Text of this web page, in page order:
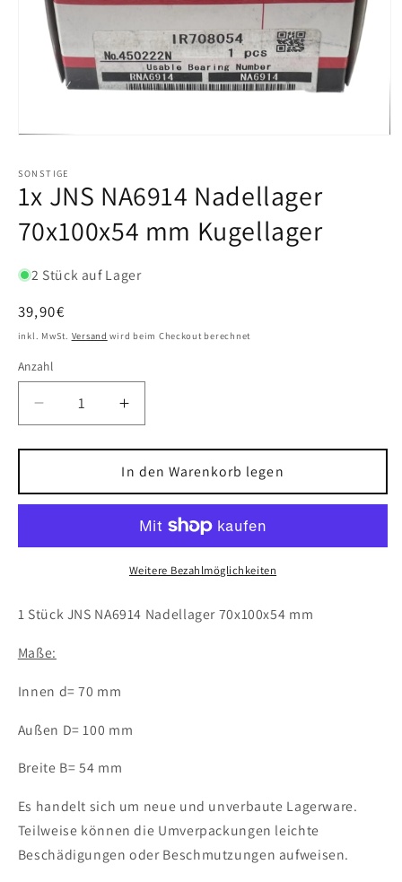
SONSTIGE
1x JNS NA6914 Nadellager
70x100x54 mm Kugellager
2 Stück auf Lager
Normaler
Preis
39,90€
inkl. MwSt. Versand wird beim Checkout berechnet
Anzahl
Verringere
die
Menge
1x
JNS
Nadellager
Kugellager
Erhöhe
die
Menge
für
1x
JNS
NA6914
Nadellager
70x100x54
Kugellager
In den Warenkorb legen
Weitere Bezahlmöglichkeiten
1 Stück JNS NA6914 Nadellager 70x100x54 mm
Maße:
Innen d= 70 mm
Außen D= 100 mm
Breite B= 54 mm
Es handelt sich um neue und unverbaute Lagerware.
Teilweise können die Umverpackungen leichte
Beschädigungen oder Beschmutzungen aufweisen.